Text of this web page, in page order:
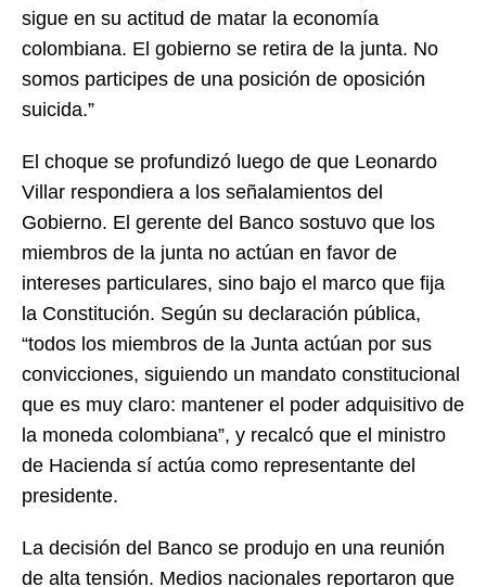
sigue en su actitud de matar la economía
colombiana. El gobierno se retira de la junta. No
somos participes de una posición de oposición
suicida.”
El choque se profundizó luego de que Leonardo
Villar respondiera a los señalamientos del
Gobierno. El gerente del Banco sostuvo que los
miembros de la junta no actúan en favor de
intereses particulares, sino bajo el marco que fija
la Constitución. Según su declaración pública,
“todos los miembros de la Junta actúan por sus
convicciones, siguiendo un mandato constitucional
que es muy claro: mantener el poder adquisitivo de
la moneda colombiana”, y recalcó que el ministro
de Hacienda sí actúa como representante del
presidente.
La decisión del Banco se produjo en una reunión
de alta tensión. Medios nacionales reportaron que